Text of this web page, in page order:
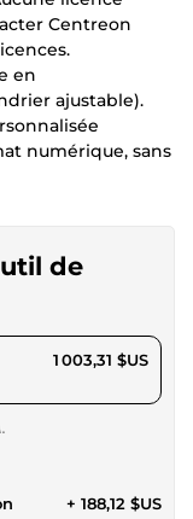
Centreon
en
ajustable).
numérique, sans
de
1 003,31 $US
+ 188,12 $US